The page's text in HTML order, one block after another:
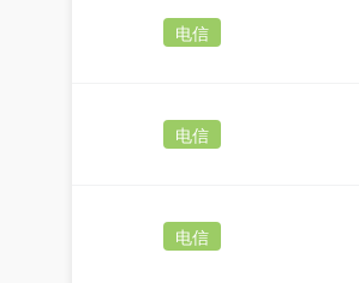
电信
电信
电信